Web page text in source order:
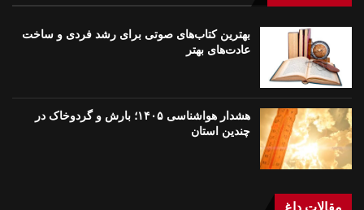
بهترین کتاب‌های صوتی برای رشد فردی و ساخت
عادت‌های بهتر
هشدار هواشناسی ۱۴۰۵؛ بارش و گردوخاک در
چندین استان